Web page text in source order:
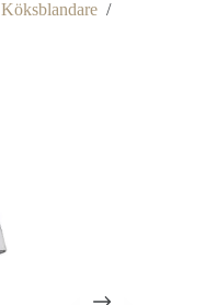
Köksblandare /